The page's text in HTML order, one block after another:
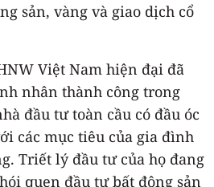
sản, vàng và giao dịch cổ
Việt Nam hiện đại đã
nhân thành công trong
đầu tư toàn cầu có đầu óc
các mục tiêu của gia đình
Triết lý đầu tư của họ đang
quen đầu tư bất động sản